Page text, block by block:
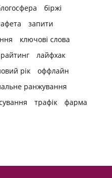
біржі
запити
ключові слова
лайфхак
рік
оффлайн
ранжування
трафік
фарма